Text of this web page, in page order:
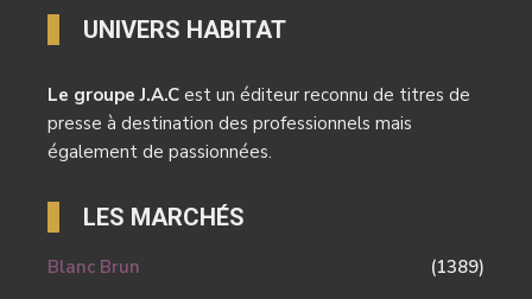
UNIVERS HABITAT
Le groupe J.A.C est un éditeur reconnu de titres de
presse à destination des professionnels mais
également de passionnées.
LES MARCHÉS
Blanc Brun
(1389)